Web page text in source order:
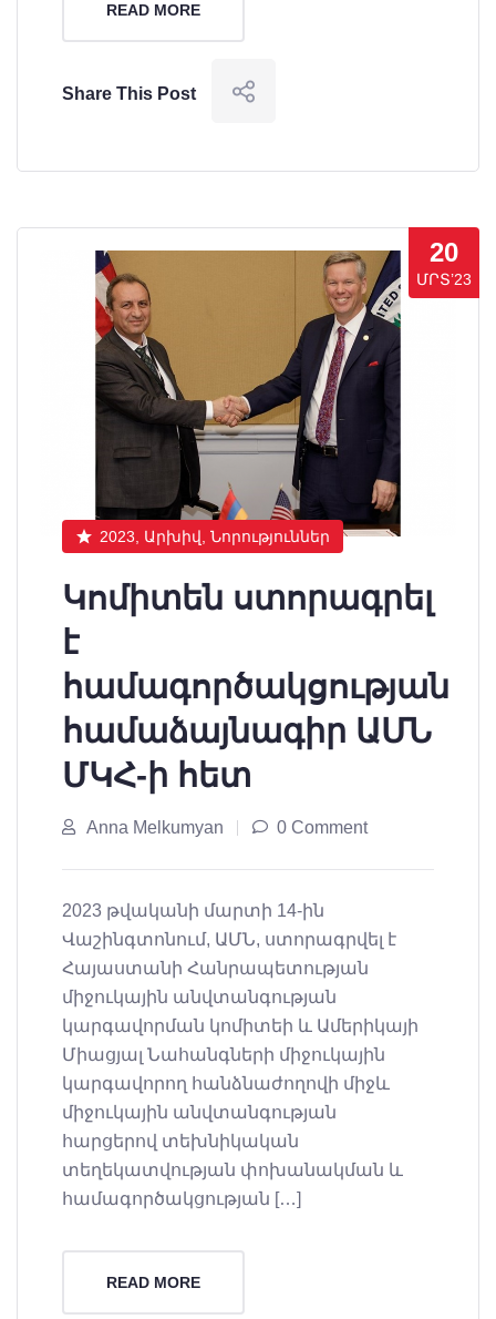
READ MORE
Share This Post
20
ՄՐՏ’23
2023, Արխիվ, Նորություններ
Կոմիտեն ստորագրել
է
համագործակցության
համաձայնագիր ԱՄՆ
ՄԿՀ-ի հետ
Anna Melkumyan 0 Comment
2023 թվականի մարտի 14-ին
Վաշինգտոնում, ԱՄՆ, ստորագրվել է
Հայաստանի Հանրապետության
միջուկային անվտանգության
կարգավորման կոմիտեի և Ամերիկայի
Միացյալ Նահանգների միջուկային
կարգավորող հանձնաժողովի միջև
միջուկային անվտանգության
հարցերով տեխնիկական
տեղեկատվության փոխանակման և
համագործակցության […]
READ MORE